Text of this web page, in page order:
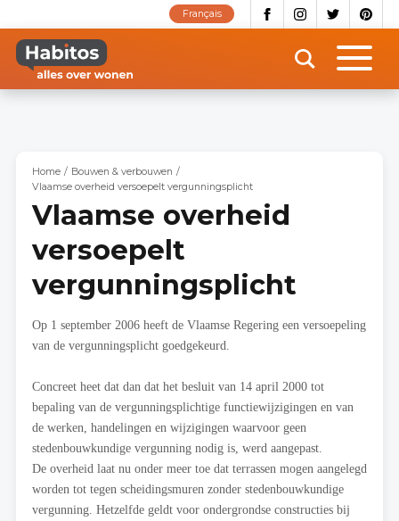
naar
inhoud
gaan
Français
Home
Bouwen & verbouwen
Vlaamse overheid versoepelt vergunningsplicht
Vlaamse overheid
versoepelt
vergunningsplicht
Op 1 september 2006 heeft de Vlaamse Regering een versoepeling
van de vergunningsplicht goedgekeurd.
Concreet heet dat dan dat het besluit van 14 april 2000 tot
bepaling van de vergunningsplichtige functiewijzigingen en van
de werken, handelingen en wijzigingen waarvoor geen
stedenbouwkundige vergunning nodig is, werd aangepast.
De overheid laat nu onder meer toe dat terrassen mogen aangelegd
worden tot tegen scheidingsmuren zonder stedenbouwkundige
vergunning. Hetzelfde geldt voor ondergrondse constructies bij